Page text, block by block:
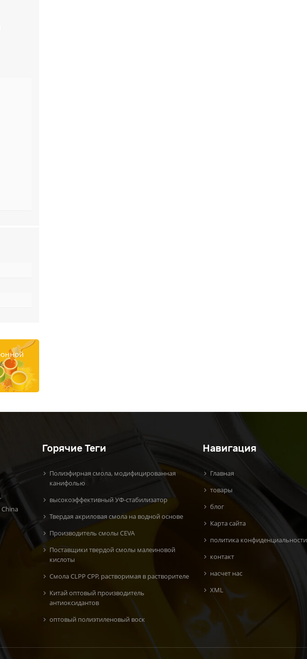
Горячие Теги
Полиэфирная смола, модифицированная
канифолью
высокоэффективный УФ-стабилизатор
Твердая акриловая смола на водной основе
Производитель смолы CEVA
Поставщики твердой смолы малеиновой
кислоты
Смола CLPP CPP, растворимая в растворителе
Китай оптовый производитель
антиоксидантов
oптовый полиэтиленовый воск
Навигация
Главная
товары
блог
Карта сайта
политика конфиденциальности
контакт
насчет нас
XML